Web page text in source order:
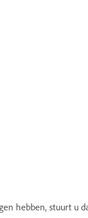
hebben, stuurt u